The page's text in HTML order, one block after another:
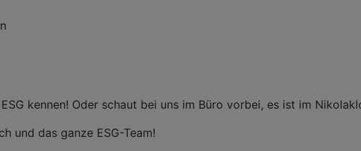
kennen! Oder schaut bei uns im Büro vorbei, es ist im
und das ganze ESG-Team!